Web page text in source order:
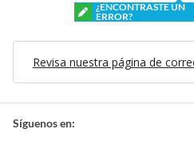
¿ENCONTRASTE UN
ERROR?
Revisa nuestra página de
Síguenos en: